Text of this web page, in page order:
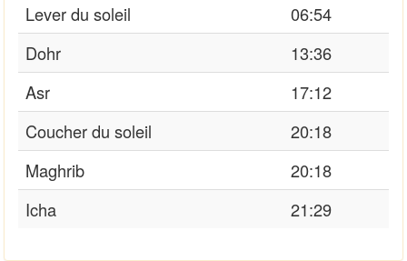
Lever du soleil
06:54
Dohr
13:36
Asr
17:12
Coucher du soleil
20:18
Maghrib
20:18
Icha
21:29